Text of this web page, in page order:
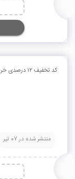
کد تخفیف ۱۲ درصدی خرید هاست و سرور از مجموعه نت افراز .
منتشر شده در 07 تیر